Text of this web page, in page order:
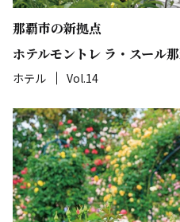
那覇市の新拠点
ホテルモントレ ラ・スール
ホテル Vol.14